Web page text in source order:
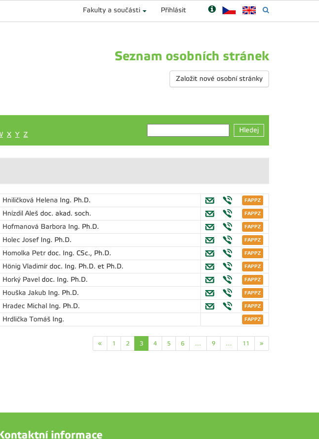
Fakulty a součásti Přihlásit
Seznam osobních stránek
Založit nové osobní stránky
X Y Z
Hledej
Hniličková Helena Ing. Ph.D.
Hnízdil Aleš doc. akad. soch.
Hofmanová Barbora Ing. Ph.D.
Holec Josef Ing. Ph.D.
Homolka Petr doc. Ing. CSc., Ph.D.
Hönig Vladimír doc. Ing. Ph.D. et Ph.D.
Horký Pavel doc. Ing. Ph.D.
Houška Jakub Ing. Ph.D.
Hradec Michal Ing. Ph.D.
Hrdlička Tomáš Ing.
«
1 2 3 4 5 6 … 9 … 11 »
informace